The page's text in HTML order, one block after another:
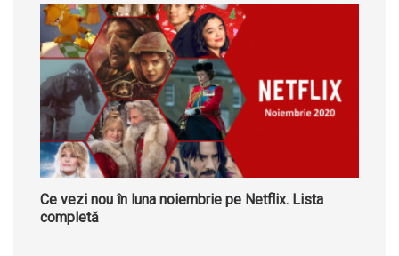
Ce vezi nou în luna noiembrie pe Netflix. Lista
completă